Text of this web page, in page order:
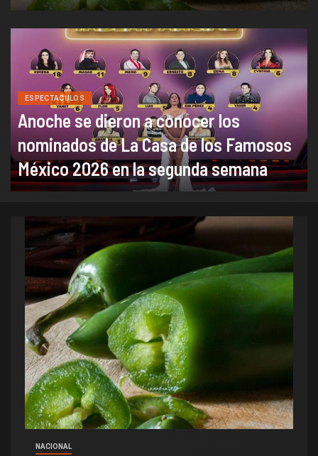
ESPECTACULOS
Anoche se dieron a conocer los
nominados de La Casa de los Famosos
México 2026 en la segunda semana
NACIONAL